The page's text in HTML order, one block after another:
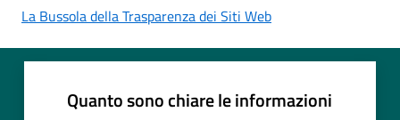
La Bussola della Trasparenza dei Siti Web
Quanto sono chiare le informazioni